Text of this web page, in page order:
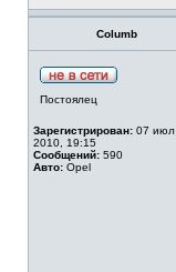
Columb
Постоялец
Зарегистрирован: 07 июл
2010, 19:15
Сообщений: 590
Авто: Opel